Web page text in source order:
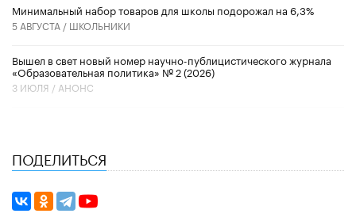
Минимальный набор товаров для школы подорожал на 6,3%
5 АВГУСТА / ШКОЛЬНИКИ
Вышел в свет новый номер научно-публицистического журнала
«Образовательная политика» № 2 (2026)
3 ИЮЛЯ / АНОНС
ПОДЕЛИТЬСЯ